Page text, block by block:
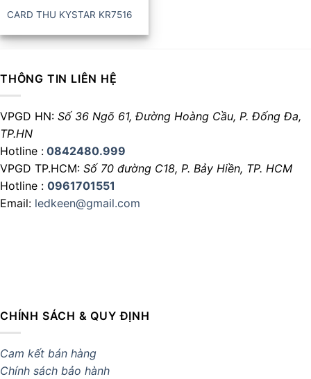
CARD THU KYSTAR KR7516
THÔNG TIN LIÊN HỆ
VPGD HN: Số 36 Ngõ 61, Đường Hoàng Cầu, P. Đống Đa,
TP.HN
Hotline : 0842480.999
VPGD TP.HCM: Số 70 đường C18, P. Bảy Hiền, TP. HCM
Hotline : 0961701551
Email: ledkeen@gmail.com
CHÍNH SÁCH & QUY ĐỊNH
Cam kết bán hàng
Chính sách bảo hành